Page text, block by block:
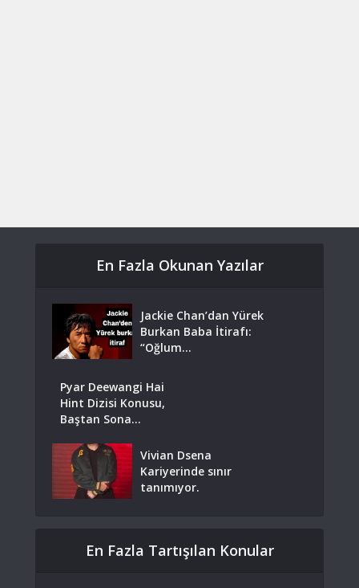
En Fazla Okunan Yazılar
Jackie Chan’dan Yürek
Burkan Baba İtirafı:
“Oğlum...
Pyar Deewangi Hai
Hint Dizisi Konusu,
Baştan Sona...
Vivian Dsena
Kariyerinde sınır
tanımıyor.
En Fazla Tartışılan Konular